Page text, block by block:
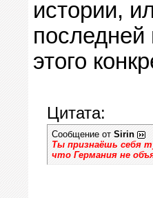
истории,
последней
этого
Цитата:
Сообщение отSirin
Ты признаёшь себя
что Германия не